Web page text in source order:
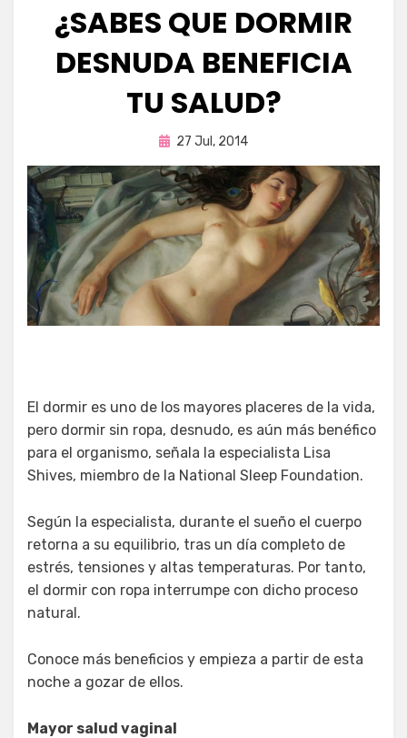
¿SABES QUE DORMIR
DESNUDA BENEFICIA
TU SALUD?
porEnrique
Publicada
27 Jul, 2014
El dormir es uno de los mayores placeres de la vida,
pero dormir sin ropa, desnudo, es aún más benéfico
para el organismo, señala la especialista Lisa
Shives, miembro de la National Sleep Foundation.
Según la especialista, durante el sueño el cuerpo
retorna a su equilibrio, tras un día completo de
estrés, tensiones y altas temperaturas. Por tanto,
el dormir con ropa interrumpe con dicho proceso
natural.
Conoce más beneficios y empieza a partir de esta
noche a gozar de ellos.
Mayor salud vaginal